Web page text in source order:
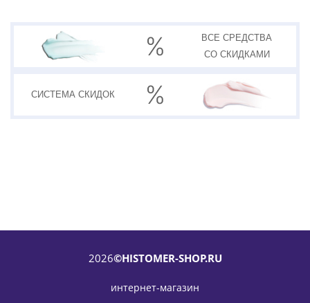
ВСЕ СРЕДСТВА
СО СКИДКАМИ
СИСТЕМАСКИДОК
2026©HISTOMER-SHOP.RU
интернет-магазин